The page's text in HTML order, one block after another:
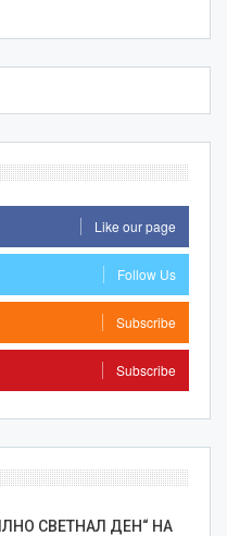
Like our page
Follow Us
Subscribe
Subscribe
СВЕТНАЛ ДЕН“ НА